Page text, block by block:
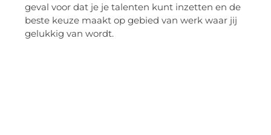
geval voor dat je je talenten kunt inzetten en de
beste keuze maakt op gebied van werk waar jij
gelukkig van wordt.